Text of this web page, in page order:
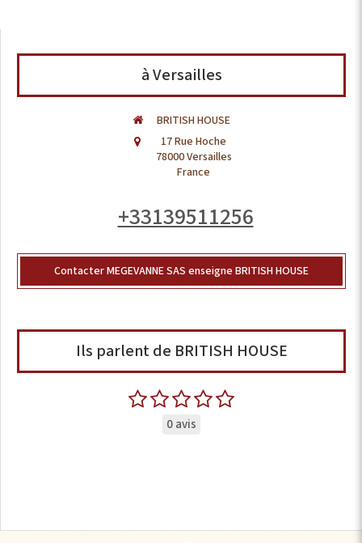
à Versailles
BRITISH HOUSE
17 Rue Hoche
78000Versailles
France
+33139511256
Contacter MEGEVANNE SAS enseigne BRITISH HOUSE
Ils parlent de BRITISH HOUSE
0 avis